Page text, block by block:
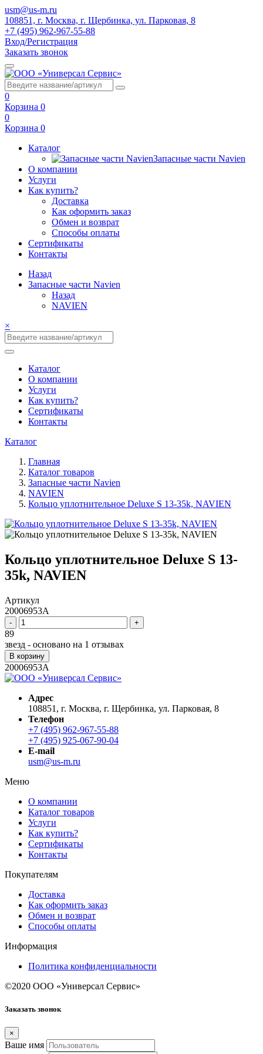
usm@us-m.ru
108851, г. Москва, г. Щербинка, ул. Парковая, 8
+7 (495) 962-967-55-88
Вход/Регистрация
Заказать звонок
0
Корзина 0
0
Корзина 0
Каталог
Запасные части Navien
О компании
Услуги
Как купить?
Доставка
Как оформить заказ
Обмен и возврат
Способы оплаты
Сертификаты
Контакты
Назад
Запасные части Navien
Назад
NAVIEN
×
Каталог
О компании
Услуги
Как купить?
Сертификаты
Контакты
Каталог
Главная
Каталог товаров
Запасные части Navien
NAVIEN
Кольцо уплотнительное Deluxe S 13-35k, NAVIEN
Кольцо уплотнительное Deluxe S 13-
35k, NAVIEN
Артикул
20006953A
- +
89
звезд - основано на 1 отзывах
В корзину
20006953A
Адрес
108851, г. Москва, г. Щербинка, ул. Парковая, 8
Телефон
+7 (495) 962-967-55-88
+7 (495) 925-067-90-04
E-mail
usm@us-m.ru
Меню
О компании
Каталог товаров
Услуги
Как купить?
Сертификаты
Контакты
Покупателям
Доставка
Как оформить заказ
Обмен и возврат
Способы оплаты
Информация
Политика конфиденциальности
©2020 ООО «Универсал Сервис»
Заказать звонок
×
Ваше имя